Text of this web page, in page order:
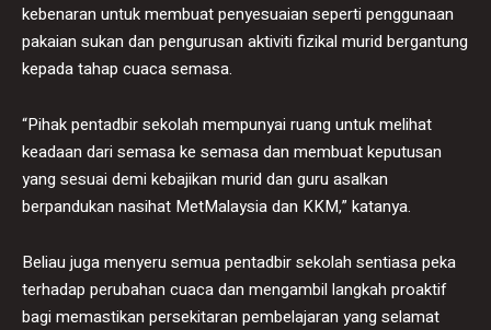
kebenaran untuk membuat penyesuaian seperti penggunaan
pakaian sukan dan pengurusan aktiviti fizikal murid bergantung
kepada tahap cuaca semasa.
“Pihak pentadbir sekolah mempunyai ruang untuk melihat
keadaan dari semasa ke semasa dan membuat keputusan
yang sesuai demi kebajikan murid dan guru asalkan
berpandukan nasihat MetMalaysia dan KKM,” katanya.
Beliau juga menyeru semua pentadbir sekolah sentiasa peka
terhadap perubahan cuaca dan mengambil langkah proaktif
bagi memastikan persekitaran pembelajaran yang selamat